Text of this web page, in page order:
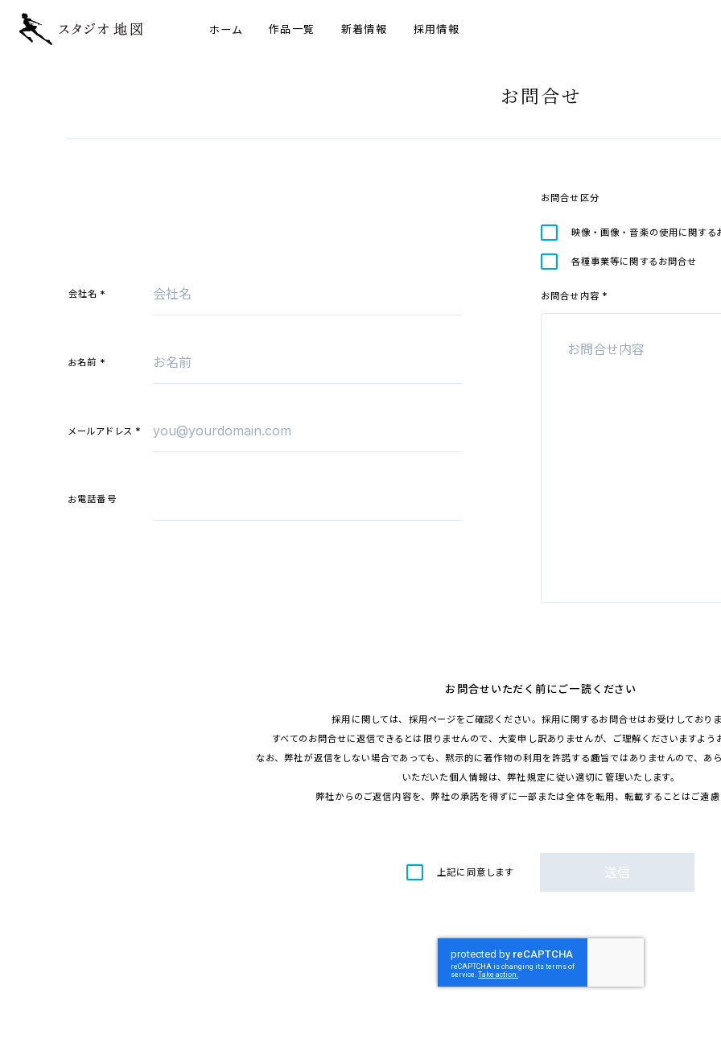
ホーム 作品一覧 新着情報 採用情報
お 問合せ
会社名 *
お名前 *
メールアドレス *
お電話番号
お問合せ区分
映像 ・ 画像 ・ 音楽の使用 に 関 する
各種事業等に 関 するお 問合せ
お問合せ 内容 *
お 問合せいただく 前にご一読ください
採用 に関 しては、 採用ページをご確認 ください。 採用に関するお 問合せはお受けしており
すべてのお問合せに返信できるとは 限 りませんので、 大変申 し訳ありませんが、ご理解 くださいますよう
なお、 弊社が返信をしない場合であっても、 黙示的に著作物の利用を許諾する趣旨 ではありませんので、あ
いただいた個人情報は、 弊社規定 に従い適切に 管理いたします。
弊社からのご返信内容を、 弊社の承諾を得ずに一部 または全体を転用、 転載することはご遠慮
上記に 同意 します